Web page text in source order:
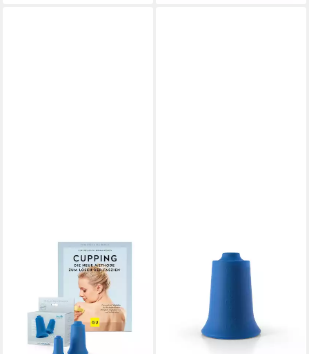
Massagegerät Schröpfsauger
Maxi, Unzerbrechliche Cups
zur großflächigen
Anwendung
lieferbar - in 3-4 Werktagen bei dir